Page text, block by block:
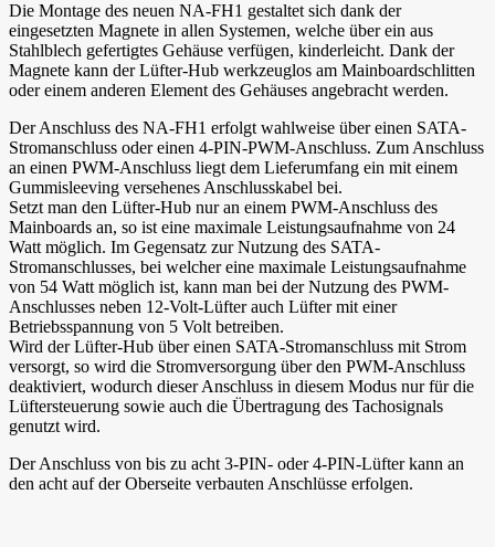
Die Montage des neuen NA-FH1 gestaltet sich dank der
eingesetzten Magnete in allen Systemen, welche über ein aus
Stahlblech gefertigtes Gehäuse verfügen, kinderleicht. Dank der
Magnete kann der Lüfter-Hub werkzeuglos am Mainboardschlitten
oder einem anderen Element des Gehäuses angebracht werden.
Der Anschluss des NA-FH1 erfolgt wahlweise über einen SATA-
Stromanschluss oder einen 4-PIN-PWM-Anschluss. Zum Anschluss
an einen PWM-Anschluss liegt dem Lieferumfang ein mit einem
Gummisleeving versehenes Anschlusskabel bei.
Setzt man den Lüfter-Hub nur an einem PWM-Anschluss des
Mainboards an, so ist eine maximale Leistungsaufnahme von 24
Watt möglich. Im Gegensatz zur Nutzung des SATA-
Stromanschlusses, bei welcher eine maximale Leistungsaufnahme
von 54 Watt möglich ist, kann man bei der Nutzung des PWM-
Anschlusses neben 12-Volt-Lüfter auch Lüfter mit einer
Betriebsspannung von 5 Volt betreiben.
Wird der Lüfter-Hub über einen SATA-Stromanschluss mit Strom
versorgt, so wird die Stromversorgung über den PWM-Anschluss
deaktiviert, wodurch dieser Anschluss in diesem Modus nur für die
Lüftersteuerung sowie auch die Übertragung des Tachosignals
genutzt wird.
Der Anschluss von bis zu acht 3-PIN- oder 4-PIN-Lüfter kann an
den acht auf der Oberseite verbauten Anschlüsse erfolgen.